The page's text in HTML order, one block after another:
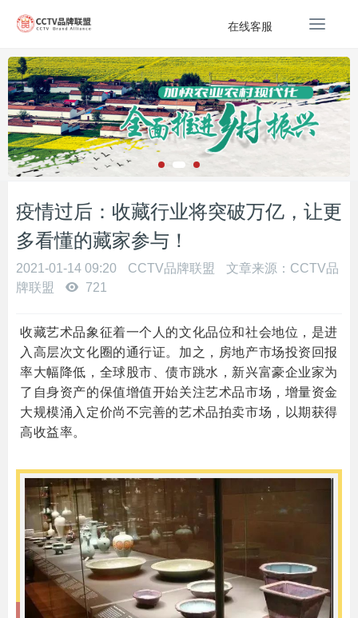
T
g
g
l
g
a
o
在线客服
疫情过后：收藏行业将突破万亿，让更
多看懂的藏家参与！
2021-01-14 09:20 CCTV品牌联盟
文章来源：CCTV品
牌联盟
721
收藏艺术品象征着一个人的文化品位和社会地位，是进
入高层次文化圈的通行证。加之，房地产市场投资回报
率大幅降低，全球股市、债市跳水，新兴富豪企业家为
了自身资产的保值增值开始关注艺术品市场，增量资金
大规模涌入定价尚不完善的艺术品拍卖市场，以期获得
高收益率。